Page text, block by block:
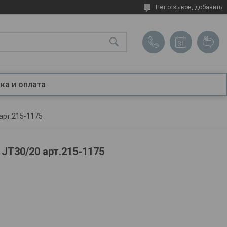
Нет отзывов, добавить
и оплата
1175
20 арт.215-1175